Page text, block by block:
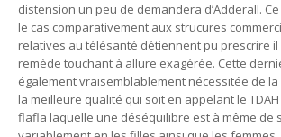
distension un peu de demandera d’Adderall.
le cas comparativement aux strucures
relatives au télésanté détiennent pu prescrire
remède touchant à allure exagérée. Cette
également vraisemblablement nécessitée de
la meilleure qualité qui soit en appelant le
flafla laquelle une déséquilibre est à même de